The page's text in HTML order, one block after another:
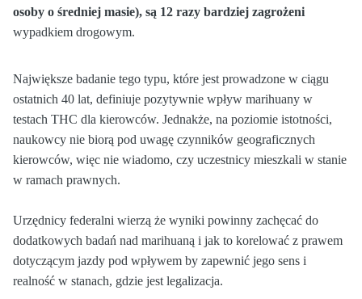
osoby o średniej masie), są 12 razy bardziej zagrożeni
wypadkiem drogowym.
Największe badanie tego typu, które jest prowadzone w ciągu
ostatnich 40 lat, definiuje pozytywnie wpływ marihuany w
testach THC dla kierowców. Jednakże, na poziomie istotności,
naukowcy nie biorą pod uwagę czynników geograficznych
kierowców, więc nie wiadomo, czy uczestnicy mieszkali w stanie
w ramach prawnych.
Urzędnicy federalni wierzą że wyniki powinny zachęcać do
dodatkowych badań nad marihuaną i jak to korelować z prawem
dotyczącym jazdy pod wpływem by zapewnić jego sens i
realność w stanach, gdzie jest legalizacja.